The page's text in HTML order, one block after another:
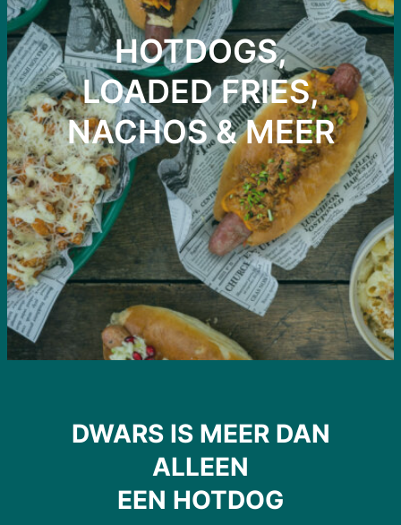
HOTDOGS,
LOADED FRIES,
NACHOS & MEER
DWARS IS MEER DAN
ALLEEN
EEN HOTDOG